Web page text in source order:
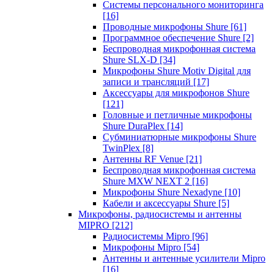
Системы персонального мониторинга
[16]
Проводные микрофоны Shure [61]
Программное обеспечение Shure [2]
Беспроводная микрофонная система
Shure SLX-D [34]
Микрофоны Shure Motiv Digital для
записи и трансляций [17]
Аксессуары для микрофонов Shure
[121]
Головные и петличные микрофоны
Shure DuraPlex [14]
Субминиатюрные микрофоны Shure
TwinPlex [8]
Антенны RF Venue [21]
Беспроводная микрофонная система
Shure MXW NEXT 2 [16]
Микрофоны Shure Nexadyne [10]
Кабели и аксессуары Shure [5]
Микрофоны, радиосистемы и антенны
MIPRO [212]
Радиосистемы Mipro [96]
Микрофоны Mipro [54]
Антенны и антенные усилители Mipro
[16]